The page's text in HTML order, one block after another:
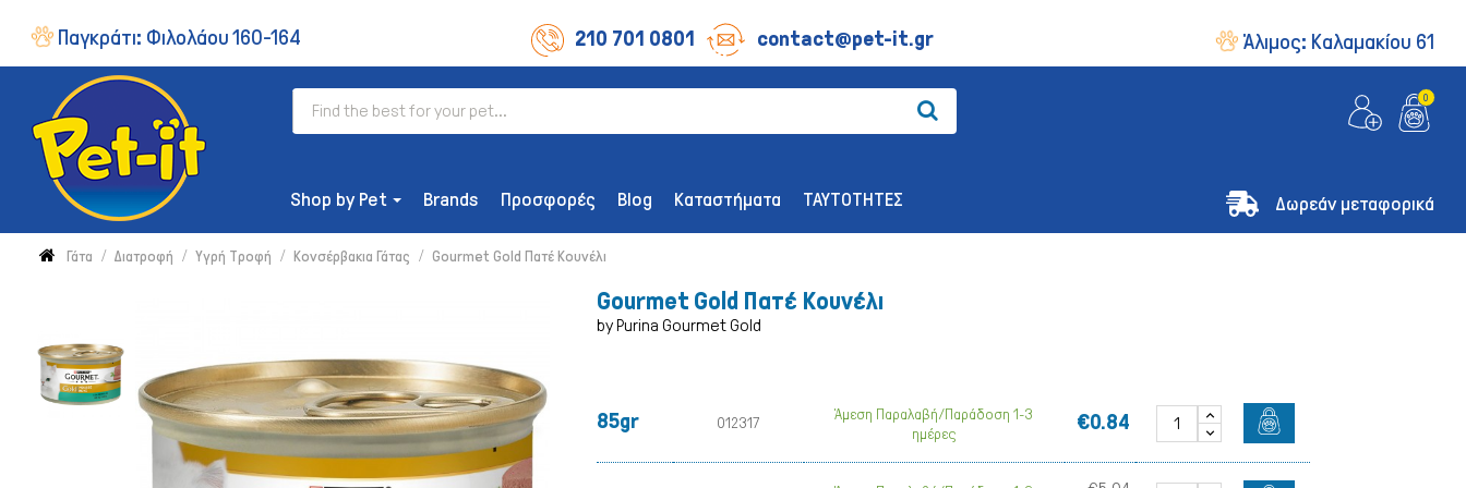
Παγκράτι: Φιλολάου 160-164 210 701 0801 contact@pet-it.gr Άλιμος: Καλαμακίου 61
0
Shop by Pet
ΔΙΑΤΡΟΦΉ
Ξηρή Τροφή
Συμπληρώματα & Βιταμίνες
Οδοντικής Υγιεινής
Λιχουδιές Επιβράβευσης
Παιχνίδια
Περιλαίμια & Οδηγοί
Brands Προσφορές Blog Καταστήματα ΤΑΥΤΟΤΗΤΕΣ Δωρεάν μεταφορικά
Γάτα Διατροφή Υγρή Τροφή Κονσέρβακια Γάτας Gourmet Gold Πατέ Κουνέλι
Gourmet Gold Πατέ Κουνέλι
by Purina Gourmet Gold
85gr 012317
Άμεση Παραλαβή/Παράδοση 1-3
ημέρες
€0.84